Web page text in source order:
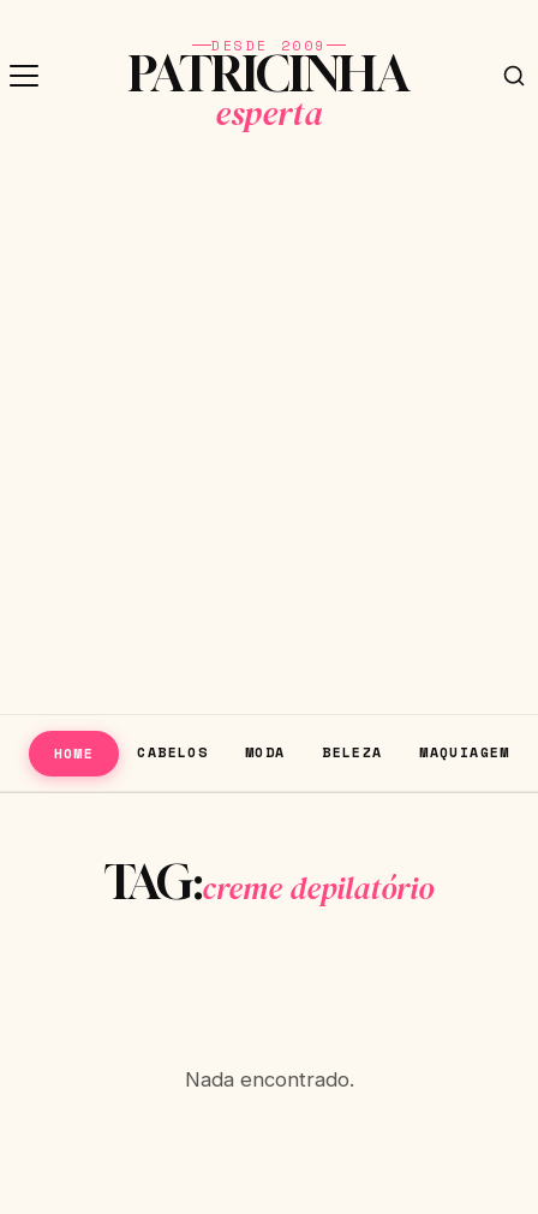
DESDE 2009
PATRICINHA
esperta
HOME CABELOS MODA BELEZA MAQUIAGEM
TAG:creme depilatório
Nada encontrado.